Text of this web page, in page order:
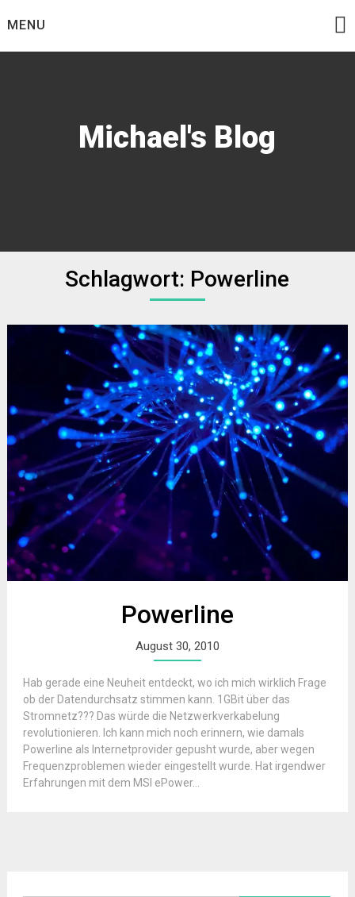
toMENU
Michael's Blog
Schlagwort: Powerline
Powerline
August 30, 2010
Hab gerade eine Neuheit entdeckt, wo ich mich wirklich Frage
ob der Datendurchsatz stimmen kann. 1GBit über das
Stromnetz??? Das würde die Netzwerkverkabelung
revolutionieren. Ich kann mich noch erinnern, wie damals
Powerline als Internetprovider gepusht wurde, aber wegen
Frequenzproblemen wieder eingestellt wurde. Hat irgendwer
Erfahrungen mit dem MSI ePower...